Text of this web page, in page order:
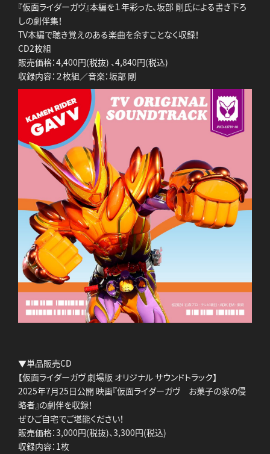
『仮面ライダーガヴ』本編を１年彩った、坂部 剛氏による書き下ろ
しの劇伴集！
TV本編で聴き覚えのある楽曲を余すことなく収録！
CD2枚組
販売価格：4,400円(税抜) 、4,840円(税込)
収録内容：２枚組／音楽：坂部 剛
▼単品販売CD
【仮面ライダーガヴ 劇場版 オリジナル サウンドトラック】
2025年7月25日公開 映画『仮面ライダーガヴ お菓子の家の侵
略者』の劇伴を収録！
ぜひご自宅でご堪能ください！
販売価格：3,000円(税抜)、3,300円(税込)
収録内容：1枚